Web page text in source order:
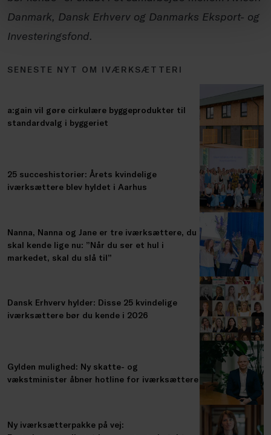
Danmark, Dansk Erhverv og Danmarks Eksport- og
Investeringsfond.
SENESTE NYT OM IVÆRKSÆTTERI
a:gain vil gøre cirkulære byggeprodukter til
standardvalg i byggeriet
25 succeshistorier: Årets kvindelige
iværksættere blev hyldet i Aarhus
Nanna, Nanna og Jane er tre iværksættere, du
skal kende lige nu: ”Når du ser et hul i
markedet, skal du slå til”
Dansk Erhverv hylder: Disse 25 kvindelige
iværksættere bør du kende i 2026
Gylden mulighed: Ny skatte- og
vækstminister åbner hotline for iværksættere
Ny iværksætterpakke på vej: